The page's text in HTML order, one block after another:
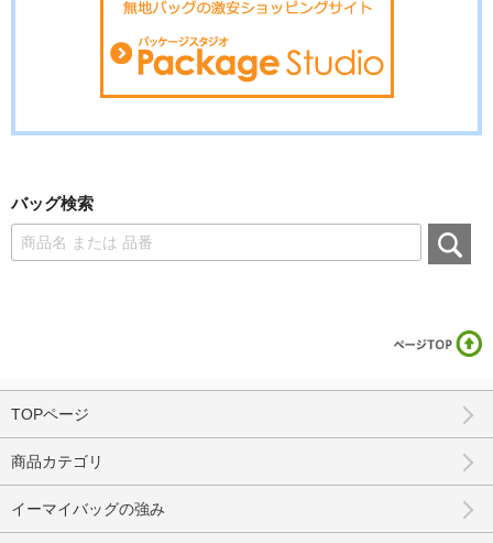
バッグ検索
TOPページ
商品カテゴリ
イーマイバッグの強み